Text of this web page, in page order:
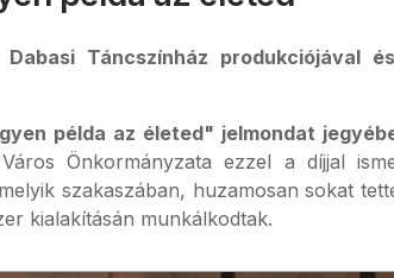
Táncszínház produkciójával
példa az életed" jelmondat
Önkormányzata ezzel a díjjal
szakaszában, huzamosan sokat
kialakításán munkálkodtak.